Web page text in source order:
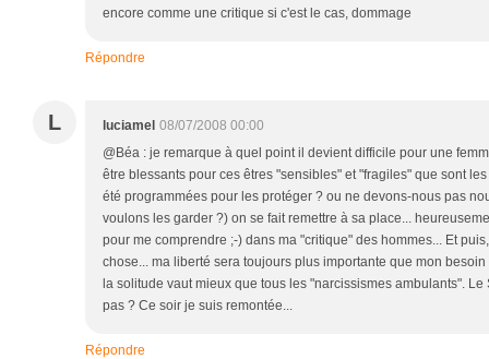
encore comme une critique si c'est le cas, dommage
Répondre
L luciamel 08/07/2008 00:00
@Béa : je remarque à quel point il devient difficile pour une
être blessants pour ces êtres "sensibles" et "fragiles" que sont
été programmées pour les protéger ? ou ne devons-nous pas
voulons les garder ?) on se fait remettre à sa place...
pour me comprendre ;-) dans ma "critique" des hommes... Et
chose... ma liberté sera toujours plus importante que mon
la solitude vaut mieux que tous les "narcissismes ambulants".
pas ? Ce soir je suis remontée...
Répondre